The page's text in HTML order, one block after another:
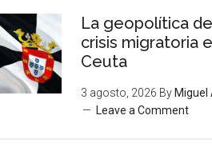
La geopolítica
crisis migratoria
Ceuta
3 agosto, 2026 By Miguel
Leave a Comment